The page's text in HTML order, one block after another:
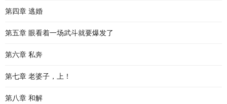
第四章 逃婚
第五章 眼看着一场武斗就要爆发了
第六章 私奔
第七章 老婆子，上！
第八章 和解